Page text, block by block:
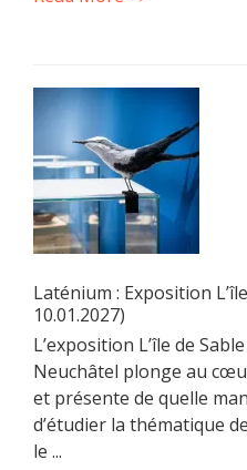
Laténium : Exposition
10.01.2027)
L’exposition L’île de
Neuchâtel plonge au
et présente de quelle
d’étudier la thématique
le ...